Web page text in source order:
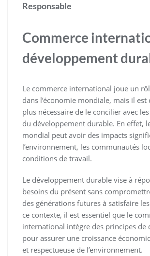
Responsable
Commerce
développement
Le commerce international joue un
dans l’économie mondiale, mais il est
plus nécessaire de le concilier avec
du développement durable. En effet,
mondial peut avoir des impacts
l’environnement, les communautés
conditions de travail.
Le développement durable vise à
besoins du présent sans
des générations futures à satisfaire
ce contexte, il est essentiel que le
international intègre des principes de
pour assurer une croissance
et respectueuse de l’environnement.